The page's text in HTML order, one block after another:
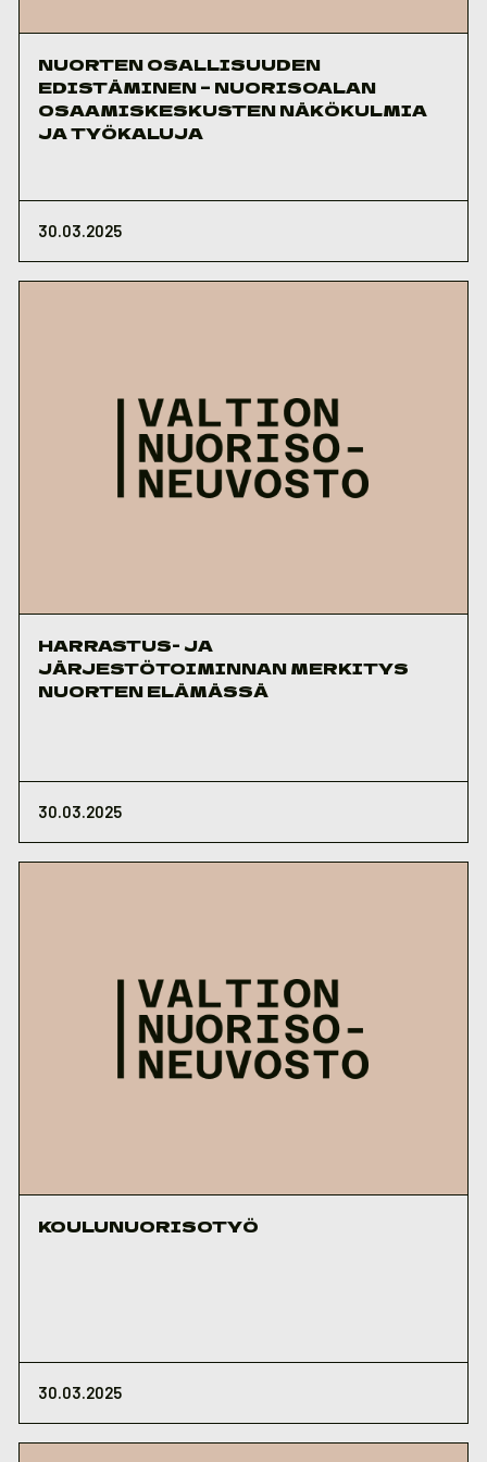
NUORTEN OSALLISUUDEN
EDISTÄMINEN – NUORISOALAN
OSAAMISKESKUSTEN NÄKÖKULMIA
JA TYÖKALUJA
30.03.2025
HARRASTUS- JA
JÄRJESTÖTOIMINNAN MERKITYS
NUORTEN ELÄMÄSSÄ
30.03.2025
KOULUNUORISOTYÖ
30.03.2025